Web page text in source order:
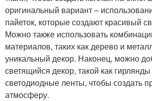
оригинальный вариант –
пайеток, которые создают красивый
Можно также использовать
материалов, таких как дерево и
уникальный декор. Наконец, можно
светящийся декор, такой как
светодиодные ленты, чтобы создать
атмосферу.